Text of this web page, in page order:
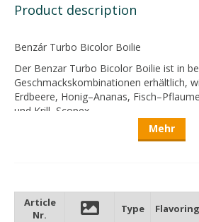
Product description
Benzár Turbo Bicolor Boilie
Der Benzar Turbo Bicolor Boilie ist in
Geschmackskombinationen erhältlich,
Erdbeere, Honig–Ananas,
und Krill–Scopex.
Diese Aromen sind für sich genommen
kombiniert entfalten sie ihre Wirkung
mehr als zehnmal den Haken und die
gesehen.
Mehr
Article
Nr.
Type Flavoring